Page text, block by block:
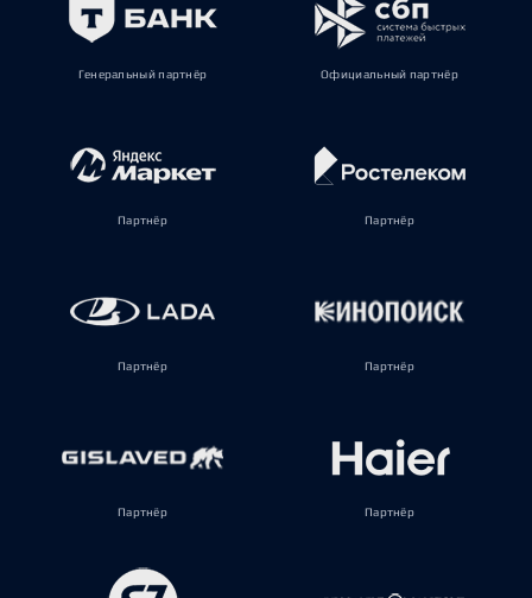
Генеральный партнёр Официальный партнёр
Партнёр Партнёр
Партнёр Партнёр
Партнёр Партнёр